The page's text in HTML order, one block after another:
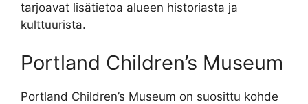
tarjoavat lisätietoa alueen historiasta ja
kulttuurista.
Portland Children’s Museum
Portland Children’s Museum on suosittu kohde